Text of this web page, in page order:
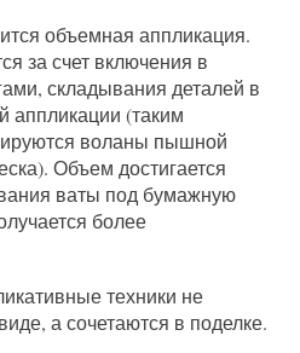
объемная аппликация.
за счет включения в
складывания деталей в
аппликации (таким
воланы пышной
Объем достигается
ваты под бумажную
более
техники не
а сочетаются в поделке.